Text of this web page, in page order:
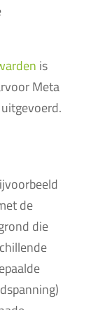
is
Meta
de
die